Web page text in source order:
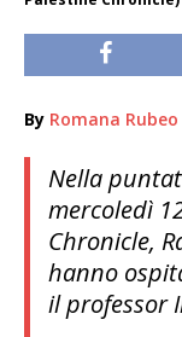
By Romana Rubeo
Nella
mercoledì
Chronicle,
hanno
il professor